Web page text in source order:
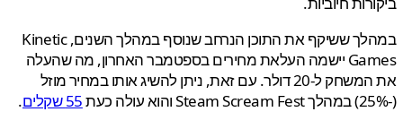
במהלך ששיקף את התוכן הנרחב שנוסף במהלך השנים, Kinetic
Games יישמה העלאת מחירים בספטמבר האחרון, מה שהעלה
את המשחק ל-20 דולר. עם זאת, ניתן להשיג אותו במחיר מוזל
55 שקלים
.